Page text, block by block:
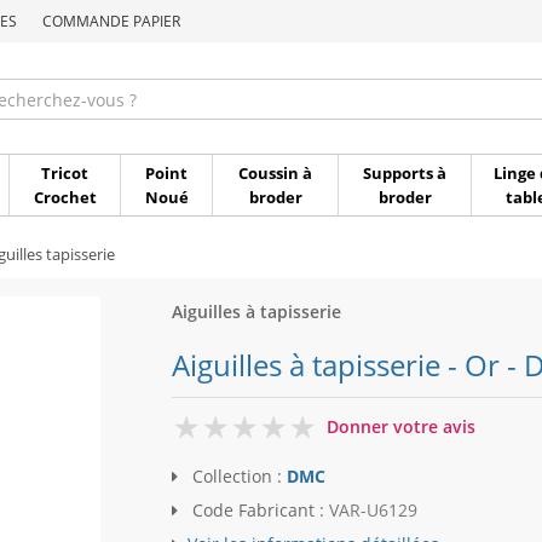
COMMANDE PAPIER
Tricot
Crochet
Point
Noué
Coussin à
broder
Supports à
broder
Linge
tapisserie
Aiguilles à tapisserie
Aiguilles à tapisserie - Or -
0
Donner votre avis
Collection : DMC
Code Fabricant : VAR-U6129